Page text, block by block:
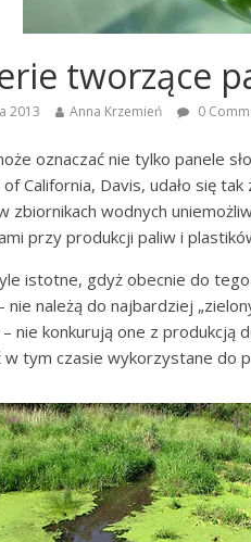
tworzące
2013 Anna Krzemień 0
oznaczać nie tylko panele
California, Davis, udało się
zbiornikach wodnych
przy produkcji paliw i
istotne, gdyż obecnie do
nie należą do najbardziej
nie konkurują one z produkcją
w tym czasie wykorzystane do